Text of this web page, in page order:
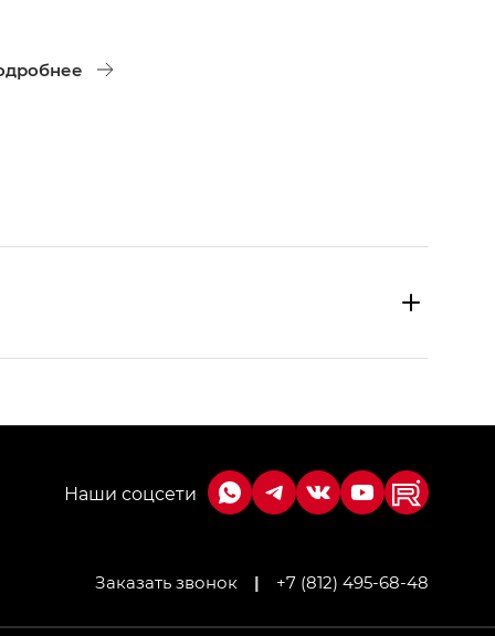
Заказать звонок | +7 (812) 495-68-48